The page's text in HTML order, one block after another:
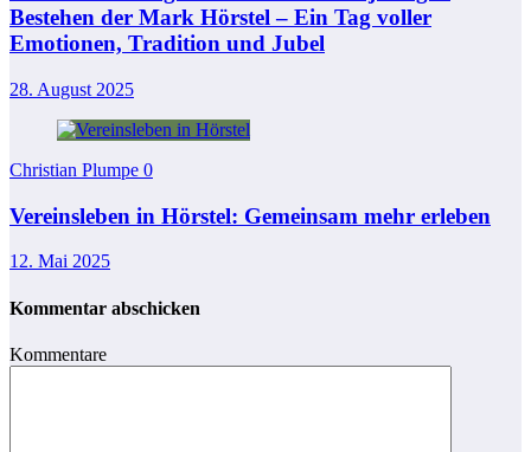
Bestehen der Mark Hörstel – Ein Tag voller
Emotionen, Tradition und Jubel
28. August 2025
Christian Plumpe 0
Vereinsleben in Hörstel: Gemeinsam mehr erleben
12. Mai 2025
Kommentar abschicken
Kommentare